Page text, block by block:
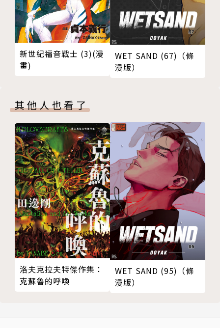
新世紀福音戰士 (3)(漫
畫)
WET SAND (67)（條
漫版）
其他人也看了
洛夫克拉夫特傑作集：
克蘇魯的呼喚
WET SAND (95)（條
漫版）